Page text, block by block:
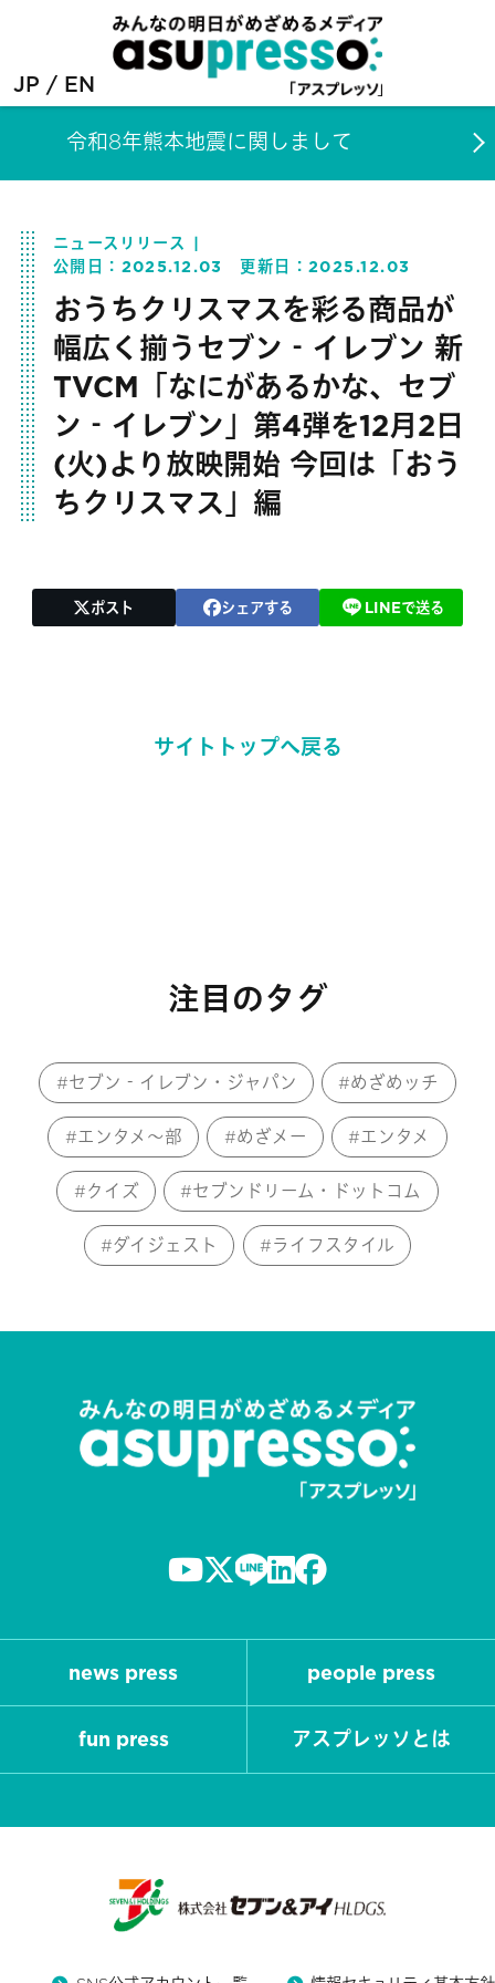
JP EN
令和8年熊本地震に関しまして
ニュースリリース
公開日： 2025.12.03 更新日：2025.12.03
おうちクリスマスを彩る商品が
幅広く揃うセブン‐イレブン 新
TVCM「なにがあるかな、セブ
ン‐イレブン」第4弾を12月2日
(火)より放映開始 今回は「おう
ちクリスマス」編
ポスト シェアする LINEで送る
サイトトップへ戻る
注目のタグ
セブン‐イレブン・ジャパン めざめッチ
エンタメ～部 めざメー エンタメ
クイズ セブンドリーム・ドットコム
ダイジェスト ライフスタイル
news press people press
fun press アスプレッソとは